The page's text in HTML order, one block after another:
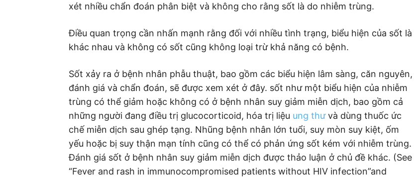
xét nhiều chẩn đoán phân biệt và không cho rằng sốt là do nhiễm trùng.
Điều quan trọng cần nhấn mạnh rằng đối với nhiều tình trạng, biểu hiện của sốt là
khác nhau và không có sốt cũng không loại trừ khả năng có bệnh.
Sốt xảy ra ở bệnh nhân phẫu thuật, bao gồm các biểu hiện lâm sàng, căn nguyên,
đánh giá và chẩn đoán, sẽ được xem xét ở đây. sốt như một biểu hiện của nhiễm
trùng có thể giảm hoặc không có ở bệnh nhân suy giảm miễn dịch, bao gồm cả
những người đang điều trị glucocorticoid, hóa trị liệu ung thưvà dùng thuốc ức
chế miễn dịch sau ghép tạng. Nhũng bệnh nhân lớn tuổi, suy mòn suy kiệt, ốm
yếu hoặc bị suy thận mạn tính cũng có thể có phản ứng sốt kém với nhiễm trùng.
Đánh giá sốt ở bệnh nhân suy giảm miễn dịch được thảo luận ở chủ đề khác. (See
“Fever and rash in immunocompromised patients without HIV infection”and